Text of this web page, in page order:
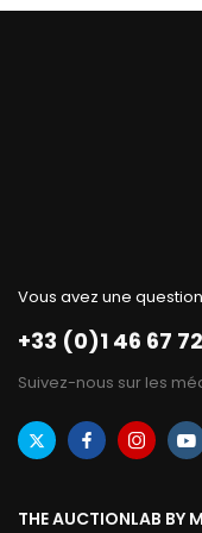
Vous avez une
+33 (0)1 46 67
Suivez-nous sur les
THE AUCTIONLAB BY